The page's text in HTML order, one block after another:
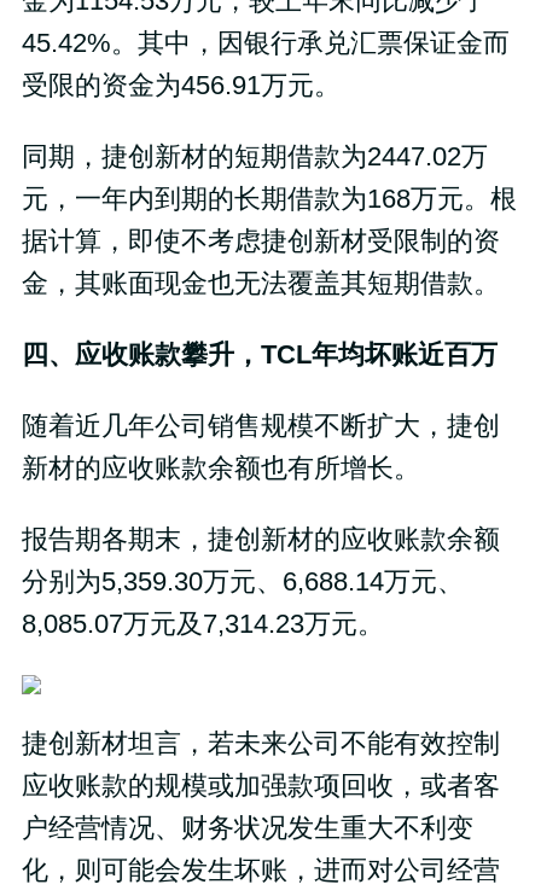
45.42%。其中，因银行承兑汇票保证金而
受限的资金为456.91万元。
同期，捷创新材的短期借款为2447.02万
元，一年内到期的长期借款为168万元。根
据计算，即使不考虑捷创新材受限制的资
金，其账面现金也无法覆盖其短期借款。
四、应收账款攀升，TCL年均坏账近百万
随着近几年公司销售规模不断扩大，捷创
新材的应收账款余额也有所增长。
报告期各期末，捷创新材的应收账款余额
分别为5,359.30万元、6,688.14万元、
8,085.07万元及7,314.23万元。
捷创新材坦言，若未来公司不能有效控制
应收账款的规模或加强款项回收，或者客
户经营情况、财务状况发生重大不利变
化，则可能会发生坏账，进而对公司经营